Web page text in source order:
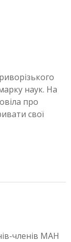
наук. На
про
свої
членів МАН